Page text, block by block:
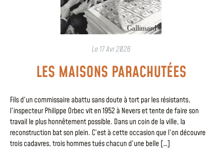
Le 17 Avr 2026
LES MAISONS PARACHUTÉES
Fils d’un commissaire abattu sans doute à tort par les résistants,
l’inspecteur Philippe Orbec vit en 1952 à Nevers et tente de faire son
travail le plus honnêtement possible. Dans un coin de la ville, la
reconstruction bat son plein. C’est à cette occasion que l’on découvre
trois cadavres, trois hommes tués chacun d’une belle […]